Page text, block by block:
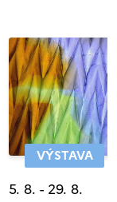
VÝSTAVA
5. 8. - 29. 8.